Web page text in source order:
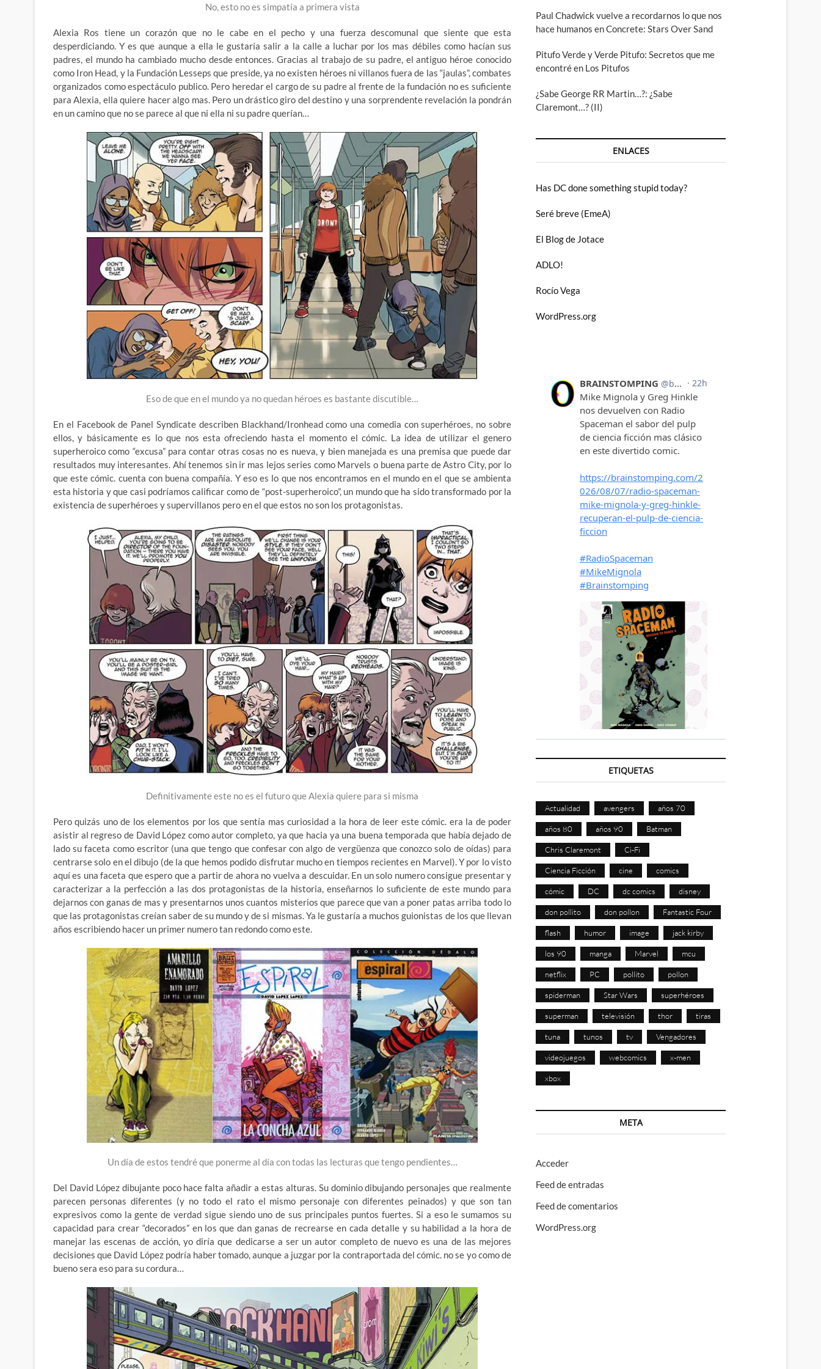
No, esto no es simpatía a primera vista
Alexia Ros tiene un corazón que no le cabe en el pecho y una fuerza descomunal que siente que esta
desperdiciando. Y es que aunque a ella le gustaría salir a la calle a luchar por los mas débiles como hacían sus
padres, el mundo ha cambiado mucho desde entonces. Gracias al trabajo de su padre, el antiguo héroe conocido
como Iron Head, y la Fundación Lesseps que preside, ya no existen héroes ni villanos fuera de las “jaulas”, combates
organizados como espectáculo publico. Pero heredar el cargo de su padre al frente de la fundación no es suficiente
para Alexia, ella quiere hacer algo mas. Pero un drástico giro del destino y una sorprendente revelación la pondrán
en un camino que no se parece al que ni ella ni su padre querían…
Eso de que en el mundo ya no quedan héroes es bastante discutible…
En el Facebook de Panel Syndicate describen Blackhand/Ironhead como una comedia con superhéroes, no sobre
ellos, y básicamente es lo que nos esta ofreciendo hasta el momento el cómic. La idea de utilizar el genero
superheroico como “excusa” para contar otras cosas no es nueva, y bien manejada es una premisa que puede dar
resultados muy interesantes. Ahí tenemos sin ir mas lejos series como Marvels o buena parte de Astro City, por lo
que este cómic. cuenta con buena compañía. Y eso es lo que nos encontramos en el mundo en el que se ambienta
esta historia y que casi podríamos calificar como de “post-superheroico”, un mundo que ha sido transformado por la
existencia de superhéroes y supervillanos pero en el que estos no son los protagonistas.
Definitivamente este no es el futuro que Alexia quiere para si misma
Pero quizás uno de los elementos por los que sentía mas curiosidad a la hora de leer este cómic. era la de poder
asistir al regreso de David López como autor completo, ya que hacia ya una buena temporada que había dejado de
lado su faceta como escritor (una que tengo que confesar con algo de vergüenza que conozco solo de oídas) para
centrarse solo en el dibujo (de la que hemos podido disfrutar mucho en tiempos recientes en Marvel). Y por lo visto
aquí es una faceta que espero que a partir de ahora no vuelva a descuidar. En un solo numero consigue presentar y
caracterizar a la perfección a las dos protagonistas de la historia, enseñarnos lo suficiente de este mundo para
dejarnos con ganas de mas y presentarnos unos cuantos misterios que parece que van a poner patas arriba todo lo
que las protagonistas creían saber de su mundo y de si mismas. Ya le gustaría a muchos guionistas de los que llevan
años escribiendo hacer un primer numero tan redondo como este.
Un día de estos tendré que ponerme al día con todas las lecturas que tengo pendientes…
Del David López dibujante poco hace falta añadir a estas alturas. Su dominio dibujando personajes que realmente
parecen personas diferentes (y no todo el rato el mismo personaje con diferentes peinados) y que son tan
expresivos como la gente de verdad sigue siendo uno de sus principales puntos fuertes. Si a eso le sumamos su
capacidad para crear “decorados” en los que dan ganas de recrearse en cada detalle y su habilidad a la hora de
manejar las escenas de acción, yo diría que dedicarse a ser un autor completo de nuevo es una de las mejores
decisiones que David López podría haber tomado, aunque a juzgar por la contraportada del cómic. no se yo como de
bueno sera eso para su cordura…
Paul Chadwick vuelve a recordarnos lo que nos
hace humanos en Concrete: Stars Over Sand
Pitufo Verde y Verde Pitufo: Secretos que me
encontré en Los Pitufos
¿Sabe George RR Martin…?: ¿Sabe
Claremont…? (II)
ENLACES
Has DC done something stupid today?
Seré breve (EmeA)
El Blog de Jotace
ADLO!
Rocío Vega
WordPress.org
ETIQUETAS
Actualidad avengers años 70
años 80 años 90 Batman
Chris Claremont Ci-Fi
Ciencia Ficción cine comics
cómic DC dc comics disney
don pollito don pollon Fantastic Four
flash humor image jack kirby
los 90 manga Marvel mcu
netflix PC pollito pollon
spiderman Star Wars superhéroes
superman televisión thor tiras
tuna tunos tv Vengadores
videojuegos webcomics x-men
xbox
META
Acceder
Feed de entradas
Feed de comentarios
WordPress.org